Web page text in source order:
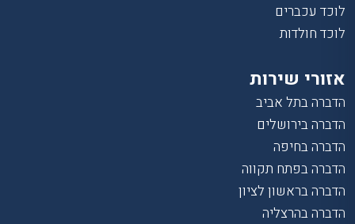
לוכד עכברים
לוכד חולדות
אזורי שירות
הדברה בתל אביב
הדברה בירושלים
הדברה בחיפה
הדברה בפתח תקווה
הדברה בראשון לציון
הדברה בהרצליה